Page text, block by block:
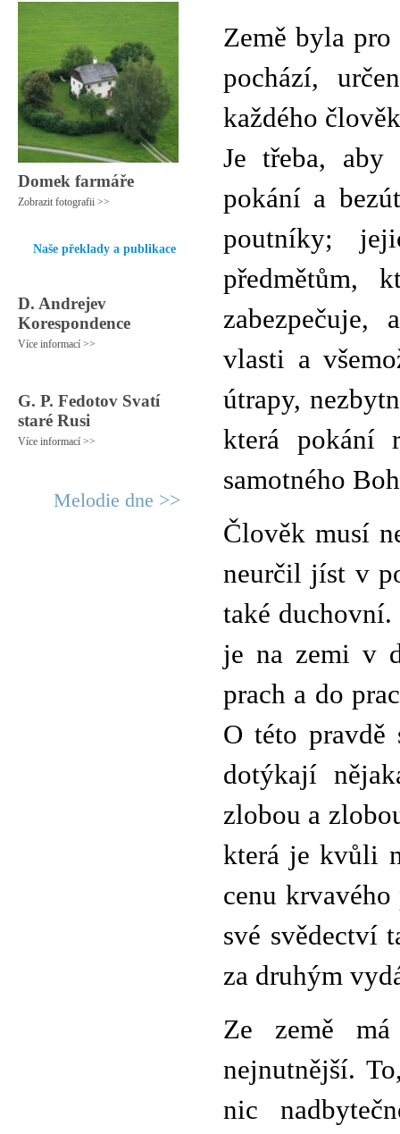
Domek farmáře
Zobrazit fotografii >>
Naše překlady a publikace
D. Andrejev
Korespondence
Více informací >>
G. P. Fedotov Svatí
staré Rusi
Více informací >>
Melodie dne >>
Země byla
pochází,
každého
Je třeba,
pokání a
poutníky;
předmětům,
zabezpečuje,
vlasti a
útrapy,
která pokání
samotného
Člověk musí
neurčil jíst v
také duchovní.
je na zemi v
prach a do
O této pravdě
dotýkají
zlobou a
která je kvůli
cenu
své svědectví
za druhým
Ze země
nejnutnější.
nic